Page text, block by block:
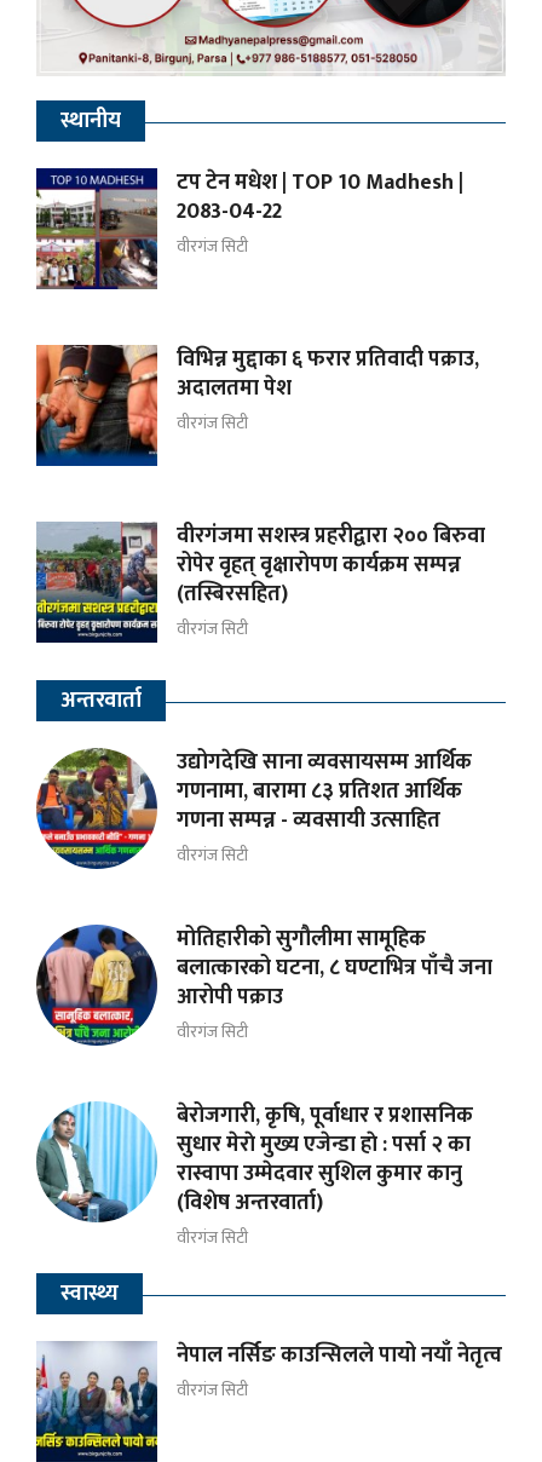
स्थानीय
टप टेन मधेश | TOP 10 Madhesh |
2083-04-22
वीरगंज सिटी
विभिन्न मुद्दाका ६ फरार प्रतिवादी पक्राउ,
अदालतमा पेश
वीरगंज सिटी
वीरगंजमा सशस्त्र प्रहरीद्वारा २०० बिरुवा
रोपेर वृहत् वृक्षारोपण कार्यक्रम सम्पन्न
(तस्बिरसहित)
वीरगंज सिटी
अन्तरवार्ता
उद्योगदेखि साना व्यवसायसम्म आर्थिक
गणनामा, बारामा ८३ प्रतिशत आर्थिक
गणना सम्पन्न - व्यवसायी उत्साहित
वीरगंज सिटी
मोतिहारीको सुगौलीमा सामूहिक
बलात्कारको घटना, ८ घण्टाभित्र पाँचै जना
आरोपी पक्राउ
वीरगंज सिटी
बेरोजगारी, कृषि, पूर्वाधार र प्रशासनिक
सुधार मेराे मुख्य एजेन्डा हाे : पर्सा २ का
रास्वापा उम्मेदवार सुशिल कुमार कानु
(विशेष अन्तरवार्ता)
वीरगंज सिटी
स्वास्थ्य
नेपाल नर्सिङ काउन्सिलले पायो नयाँ नेतृत्व
वीरगंज सिटी